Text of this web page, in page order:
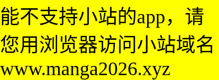
能不支持小站的app，请
您用浏览器访问小站域名
www.manga2026.xyz